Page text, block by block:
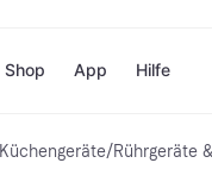
Zahlungsmethoden
Shop
Shops
App Hilfe
Küchengeräte/Rührgeräte